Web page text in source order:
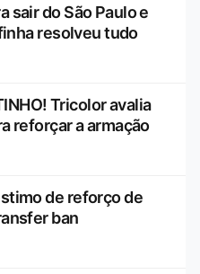
sair do São Paulo e
resolveu tudo
Tricolor avalia
reforçar a armação
de reforço de
ban